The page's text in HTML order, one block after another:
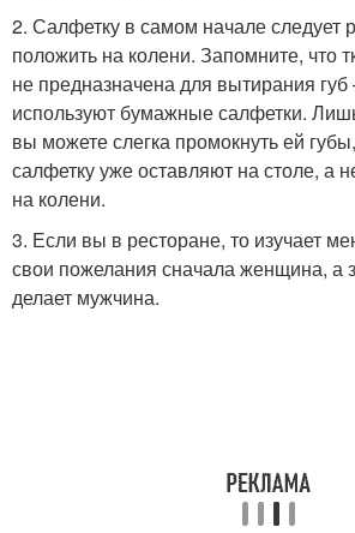
2. Салфетку в самом начале следует
положить на колени. Запомните, что
не предназначена для вытирания
используют бумажные салфетки.
вы можете слегка промокнуть ей
салфетку уже оставляют на столе, а
на колени.
3. Если вы в ресторане, то изучает
свои пожелания сначала женщина, а
делает мужчина.